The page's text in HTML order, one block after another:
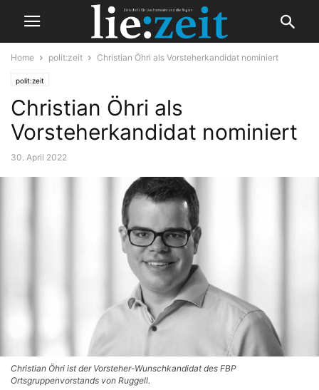
Home polit:zeit Christian Öhri als Vorsteherkandidat nominiert
polit:zeit
Christian Öhri als
Vorsteherkandidat nominiert
30. April 2022
Christian Öhri ist der Vorsteher-Wunschkandidat des FBP
Ortsgruppenvorstands von Ruggell.